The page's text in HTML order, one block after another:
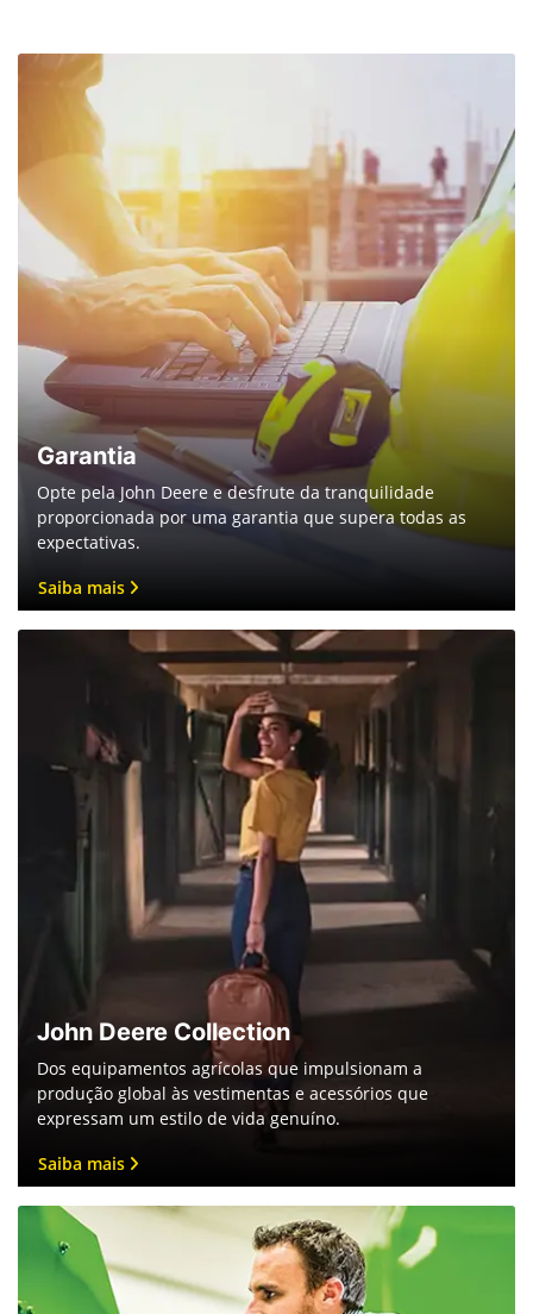
Garantia
Opte pela John Deere e desfrute da tranquilidade
proporcionada por uma garantia que supera todas as
expectativas.
Saiba mais
John Deere Collection
Dos equipamentos agrícolas que impulsionam a
produção global às vestimentas e acessórios que
expressam um estilo de vida genuíno.
Saiba mais